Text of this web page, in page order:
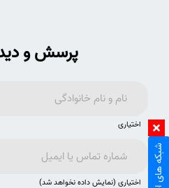
پرسش و
اختیاری
اختیاری (نمایش داده نخواهد شد)